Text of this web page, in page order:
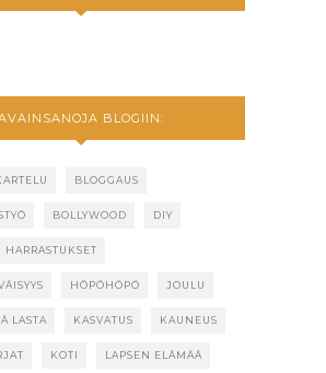
BLOGIIN:
BLOGGAUS
BOLLYWOOD DIY
HARRASTUKSET
HÖPÖHÖPÖ JOULU
LASTA KASVATUS KAUNEUS
KOTI LAPSEN ELÄMÄÄ